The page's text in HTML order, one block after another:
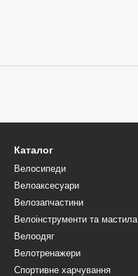
Каталог
Велосипеди
Велоаксесуари
Велозапчастини
Велоінструменти та мастила
Велоодяг
Велотренажери
Спортивне харчування